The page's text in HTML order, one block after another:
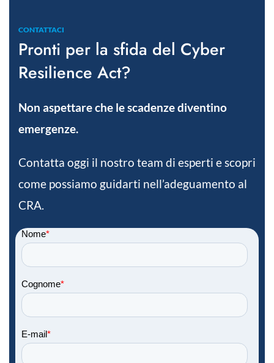
CONTATTACI
Pronti per la sfida del Cyber
Resilience Act?
Non aspettare che le scadenze diventino
emergenze.
Contatta oggi il nostro team di esperti e scopri
come possiamo guidarti nell’adeguamento al
CRA.